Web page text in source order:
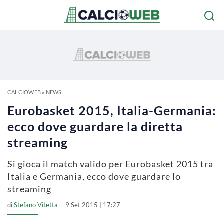
CALCIOWEB» NEWS
Eurobasket 2015, Italia-Germania:
ecco dove guardare la diretta
streaming
Si gioca il match valido per Eurobasket 2015 tra
Italia e Germania, ecco dove guardare lo
streaming
diStefano Vitetta 9 Set 2015 | 17:27